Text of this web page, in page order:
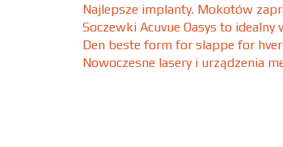
Najlepsze implanty. Mokotów
Soczewki Acuvue Oasys to idealny
Den beste form for slappe for
Nowoczesne lasery i urządzenia